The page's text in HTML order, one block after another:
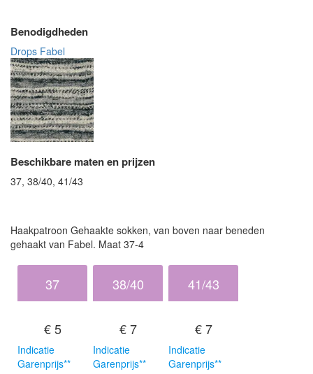
Benodigdheden
Drops Fabel
Beschikbare maten en prijzen
37, 38/40, 41/43
Haakpatroon Gehaakte sokken, van boven naar beneden
gehaakt van Fabel. Maat 37-4
37
€ 5
Indicatie
Garenprijs**
38/40
€ 7
Indicatie
Garenprijs**
41/43
€ 7
Indicatie
Garenprijs**